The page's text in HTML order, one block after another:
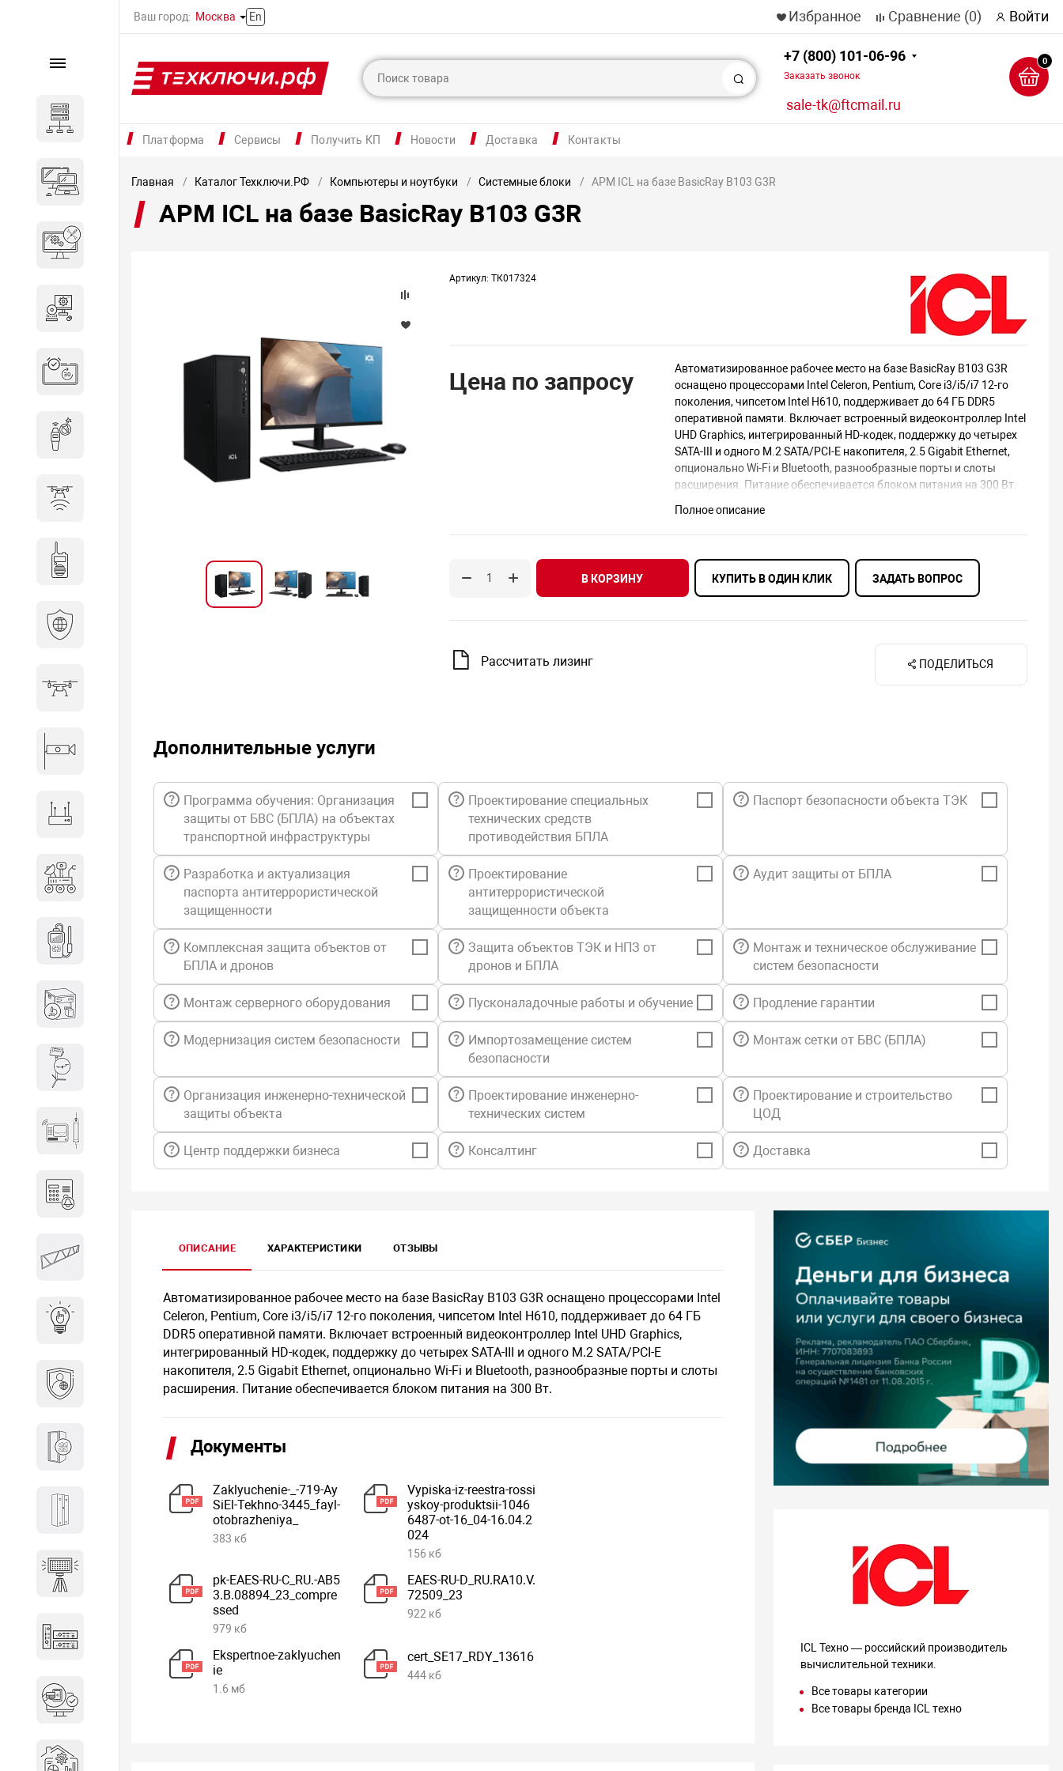
Ваш город: Москва En Избранное Сравнение (0) Войти
Поиск
+7 (800) 101-06-96
Заказать звонок
sale-tk@ftcmail.ru
0
Платформа Сервисы Получить КП Новости Доставка Контакты
Каталог
Компьютеры и ноутбуки
Комплектующие для
Система бронирования
Видеонаблюдение
Сетевое оборудование
Антитеррористическое
Дозиметрическое
оборудование
Атомно-эмиссионные
спектрометры
Гидроакустическое
оборудование
Интерактивные решения
Информационная
безопасность
Осветительные установки
Промышленное оборудование
Система контроля управления
Главная Каталог Техключи.РФ Компьютеры и ноутбуки Системные блоки АРМ ICL на базе BasicRay B103 G3R
АРМ ICL на базе BasicRay B103 G3R
Артикул: ТК017324
Цена по запросу
Автоматизированное рабочее место на базе BasicRay B103 G3R
оснащено процессорами Intel Celeron, Pentium, Core i3/i5/i7 12-го
поколения, чипсетом Intel H610, поддерживает до 64 ГБ DDR5
оперативной памяти. Включает встроенный видеоконтроллер Intel
UHD Graphics, интегрированный HD-кодек, поддержку до четырех
SATA-III и одного M.2 SATA/PCI-E накопителя, 2.5 Gigabit Ethernet,
опционально Wi-Fi и Bluetooth, разнообразные порты и слоты
расширения. Питание обеспечивается блоком питания на 300 Вт​.
Полное описание
В КОРЗИНУ КУПИТЬ В ОДИН КЛИК ЗАДАТЬ ВОПРОС
Рассчитать лизинг ПОДЕЛИТЬСЯ
Дополнительные услуги
Программа обучения: Организация
защиты от БВС (БПЛА) на объектах
транспортной инфраструктуры
Проектирование специальных
технических средств
противодействия БПЛА
Паспорт безопасности объекта ТЭК
Разработка и актуализация
паспорта антитеррористической
защищенности
Проектирование
антитеррористической
защищенности объекта
Аудит защиты от БПЛА
Комплексная защита объектов от
БПЛА и дронов
Защита объектов ТЭК и НПЗ от
дронов и БПЛА
Монтаж и техническое обслуживание
систем безопасности
Монтаж серверного оборудования Пусконаладочные работы и обучение Продление гарантии
Модернизация систем безопасности
Импортозамещение систем
безопасности
Монтаж сетки от БВС (БПЛА)
Организация инженерно-технической
защиты объекта
Проектирование инженерно-
технических систем
Проектирование и строительство
ЦОД
Центр поддержки бизнеса Консалтинг Доставка
ОПИСАНИЕ ХАРАКТЕРИСТИКИ ОТЗЫВЫ
Автоматизированное рабочее место на базе BasicRay B103 G3R оснащено процессорами Intel
Celeron, Pentium, Core i3/i5/i7 12-го поколения, чипсетом Intel H610, поддерживает до 64 ГБ
DDR5 оперативной памяти. Включает встроенный видеоконтроллер Intel UHD Graphics,
интегрированный HD-кодек, поддержку до четырех SATA-III и одного M.2 SATA/PCI-E
накопителя, 2.5 Gigabit Ethernet, опционально Wi-Fi и Bluetooth, разнообразные порты и слоты
расширения. Питание обеспечивается блоком питания на 300 Вт​.
Документы
Zaklyuchenie-_-719-Ay
SiEl-Tekhno-3445_fayl-
otobrazheniya_
383 кб
Vypiska-iz-reestra-rossi
yskoy-produktsii-1046
6487-ot-16_04-16.04.2
024
156 кб
pk-EAES-RU-C_RU.-AB5
3.B.08894_23_compre
ssed
979 кб
EAES-RU-D_RU.RA10.V.
72509_23
922 кб
Ekspertnoe-zaklyuchen
ie
1.6 мб
cert_SE17_RDY_13616
444 кб
ICL Техно — российский производитель
вычислительной техники.
Все товары категории
Все товары бренда ICL техно